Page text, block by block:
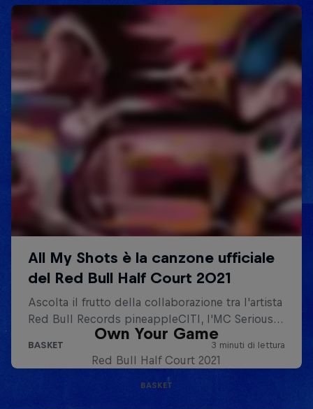
Own Your Game
Red Bull Half Court 2021
BASKET